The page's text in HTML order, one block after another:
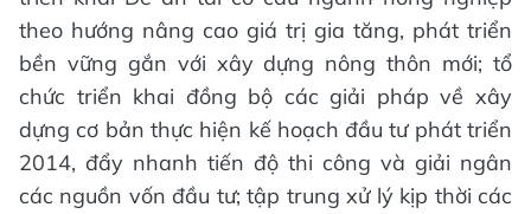
theo hướng nâng cao giá trị gia tăng, phát triển
bền vững gắn với xây dựng nông thôn mới; tổ
chức triển khai đồng bộ các giải pháp về xây
dựng cơ bản thực hiện kế hoạch đầu tư phát triển
2014, đẩy nhanh tiến độ thi công và giải ngân
các nguồn vốn đầu tư; tập trung xử lý kịp thời các